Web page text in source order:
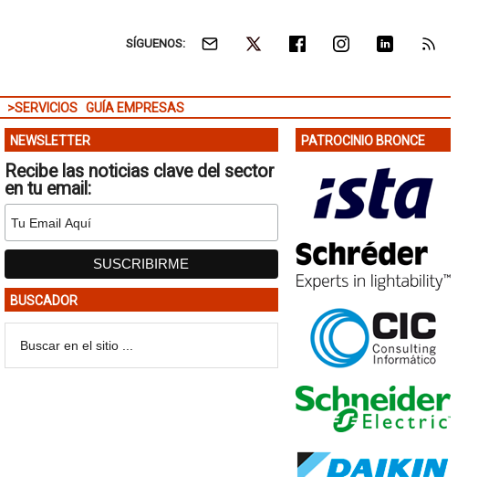
SÍGUENOS:
>SERVICIOS GUÍA EMPRESAS
NEWSLETTER
Recibe las noticias clave del sector
en tu email:
BUSCADOR
PATROCINIO BRONCE